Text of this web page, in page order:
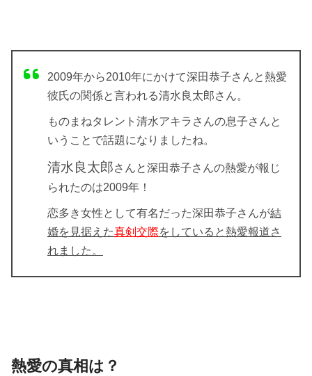
2009年から2010年にかけて深田恭子さんと熱愛
彼氏の関係と言われる清水良太郎さん。
ものまねタレント清水アキラさんの息子さんと
いうことで話題になりましたね。
清水良太郎さんと深田恭子さんの熱愛が報じ
られたのは2009年！
恋多き女性として有名だった深田恭子さんが結
婚を見据えた真剣交際をしていると熱愛報道さ
れました。
熱愛の真相は？